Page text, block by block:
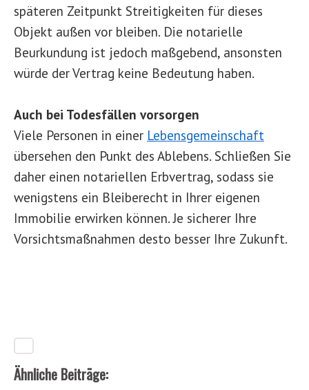
späteren Zeitpunkt Streitigkeiten für dieses
Objekt außen vor bleiben. Die notarielle
Beurkundung ist jedoch maßgebend, ansonsten
würde der Vertrag keine Bedeutung haben.
Auch bei Todesfällen vorsorgen
Viele Personen in einer Lebensgemeinschaft
übersehen den Punkt des Ablebens. Schließen Sie
daher einen notariellen Erbvertrag, sodass sie
wenigstens ein Bleiberecht in Ihrer eigenen
Immobilie erwirken können. Je sicherer Ihre
Vorsichtsmaßnahmen desto besser Ihre Zukunft.
Ähnliche Beiträge: